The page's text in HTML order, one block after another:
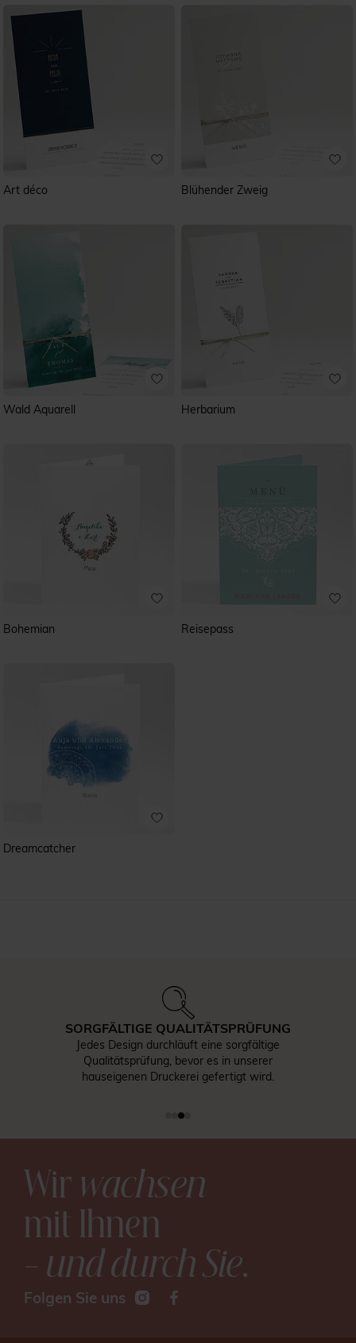
Art déco Blühender Zweig
Wald Aquarell Herbarium
Bohemian Reisepass
Dreamcatcher
SORGFÄLTIGE QUALITÄTSPRÜFUNG
Jedes Design durchläuft eine sorgfältige
Qualitätsprüfung, bevor es in unserer
hauseigenen Druckerei gefertigt wird.
Wirwachsen
mit Ihnen
– und durch Sie.
Folgen Sie uns